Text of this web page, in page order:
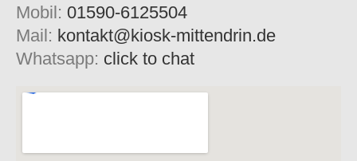
Mobil: 01590-6125504
Mail: kontakt@kiosk-mittendrin.de
Whatsapp: click to chat